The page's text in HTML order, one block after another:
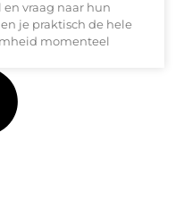
en vraag naar hun
je praktisch de hele
momenteel